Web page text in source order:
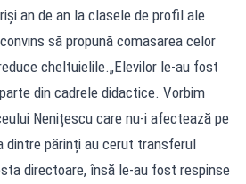
an de an la clasele de profil ale
să propună comasarea celor
cheltuielile.„Elevilor le-au fost
din cadrele didactice. Vorbim
Nenițescu care nu-i afectează pe
dintre părinți au cerut transferul
directoare, însă le-au fost respinse